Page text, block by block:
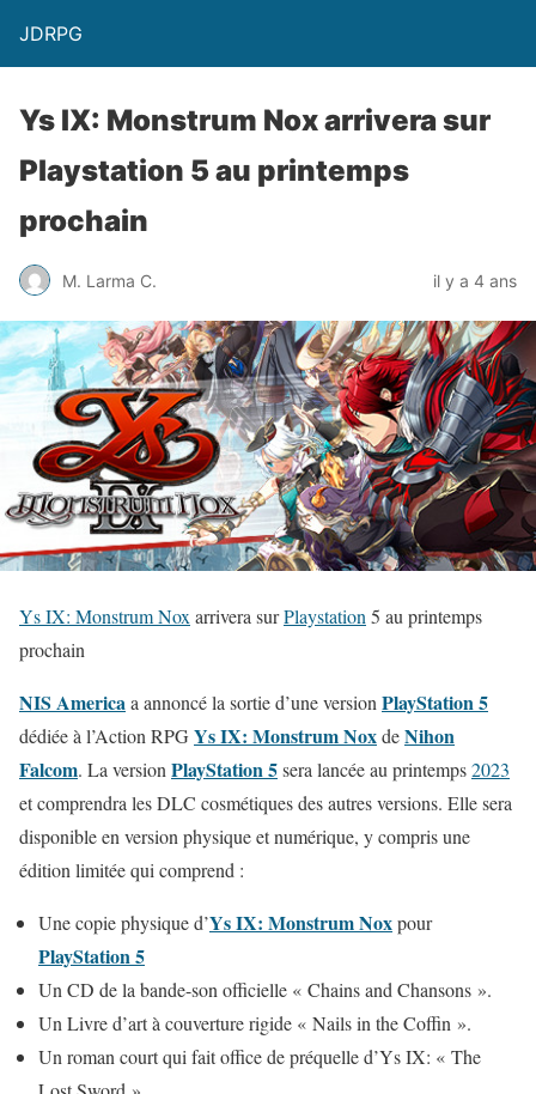
JDRPG
Ys IX: Monstrum Nox arrivera sur
Playstation 5 au printemps
prochain
M. Larma C. il y a 4 ans
Ys IX: Monstrum Noxarrivera surPlaystation5 au printemps
prochain
NIS Americaa annoncé la sortie d’une versionPlayStation 5
dédiée à l’Action RPGYs IX: Monstrum NoxdeNihon
Falcom. La versionPlayStation 5sera lancée au printemps2023
et comprendra les DLC cosmétiques des autres versions. Elle sera
disponible en version physique et numérique, y compris une
édition limitée qui comprend :
Une copie physique d’Ys IX: Monstrum Noxpour
PlayStation 5
Un CD de la bande-son officielle « Chains and Chansons ».
Un Livre d’art à couverture rigide « Nails in the Coffin ».
Un roman court qui fait office de préquelle d’Ys IX: « The